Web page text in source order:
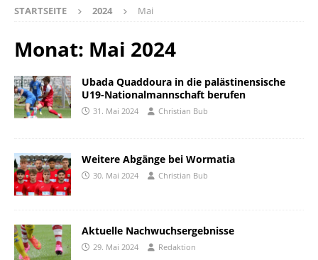
STARTSEITE 2024 Mai
Monat: Mai 2024
Ubada Quaddoura in die palästinensische
U19-Nationalmannschaft berufen
31. Mai 2024 Christian Bub
Weitere Abgänge bei Wormatia
30. Mai 2024 Christian Bub
Aktuelle Nachwuchsergebnisse
29. Mai 2024 Redaktion